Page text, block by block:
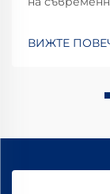
операции.
ВИЖТЕ